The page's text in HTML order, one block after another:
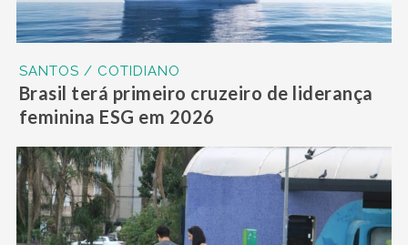
SANTOS / COTIDIANO
Brasil terá primeiro cruzeiro de liderança
feminina ESG em 2026